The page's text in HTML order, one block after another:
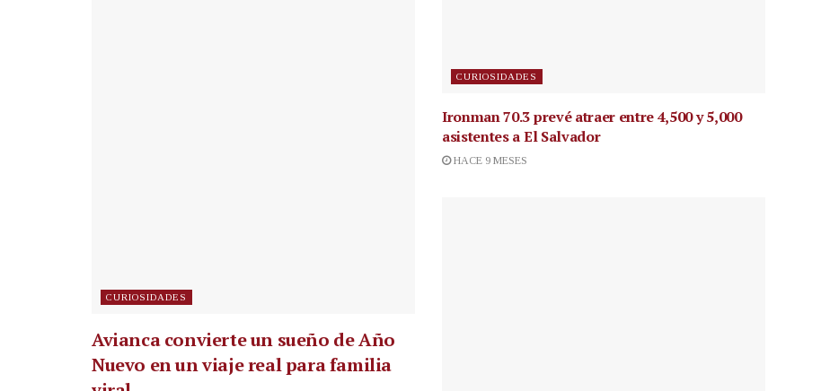
CURIOSIDADES
Avianca convierte un sueño de Año
Nuevo en un viaje real para familia
CURIOSIDADES
Ironman 70.3 prevé atraer entre 4,500 y 5,000
asistentes a El Salvador
HACE 9 MESES